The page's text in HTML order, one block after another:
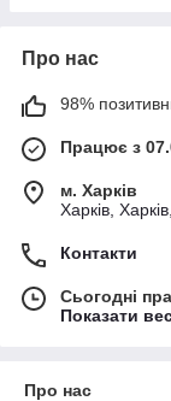
Про нас
98%
Працює з
м. Харків
Харків,
Контакти
Сьогодні
Показати
Про нас